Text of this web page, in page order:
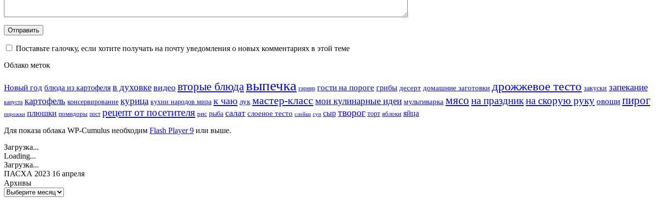
Поставьте галочку, если хотите получать на почту уведомления о новых комментариях в этой теме
Облако меток
Новый год блюда из картофеля в духовке видео вторые блюдавыпечка гарнир гости на пороге грибы десерт домашние заготовки дрожжевое тесто закуски запекание
капуста картофель консервирование курица кухни народов мира к чаю лук мастер-класс мои кулинарные идеи мультиварка мясо на праздникна скорую руку овощи пирог
пирожки плюшки помидоры пост рецепт от посетителя рис рыба салат слоеное тесто слойки суп сыр творог торт яблоки яйца
Для показа облака WP-Cumulus необходим Flash Player 9 или выше.
Загрузка...
Loading...
Загрузка...
ПАСХА 2023 16 апреля
Архивы
Архивы